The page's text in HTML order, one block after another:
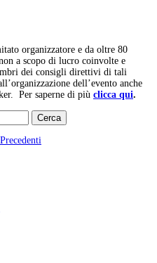
organizzatore e da oltre 80
a scopo di lucro coinvolte e
dei consigli direttivi di tali
dell’evento anche
Per saperne di più clicca qui.